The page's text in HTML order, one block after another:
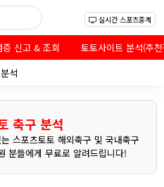
실시간 스포츠중계
증 신고 & 조회
토토사이트 분석(추
석
축구 분석
스포츠토토 해외축구 및 국내축구
분들에게 무료로 알려드립니다!